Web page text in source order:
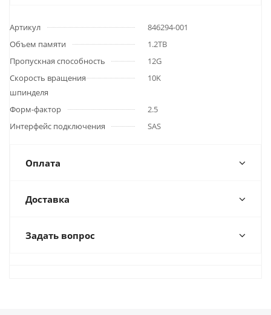
Артикул
846294-001
Объем памяти
1.2TB
Пропускная способность
12G
Скорость вращения
шпинделя
10K
Форм-фактор
2.5
Интерфейс подключения
SAS
Оплата
Доставка
Задать вопрос